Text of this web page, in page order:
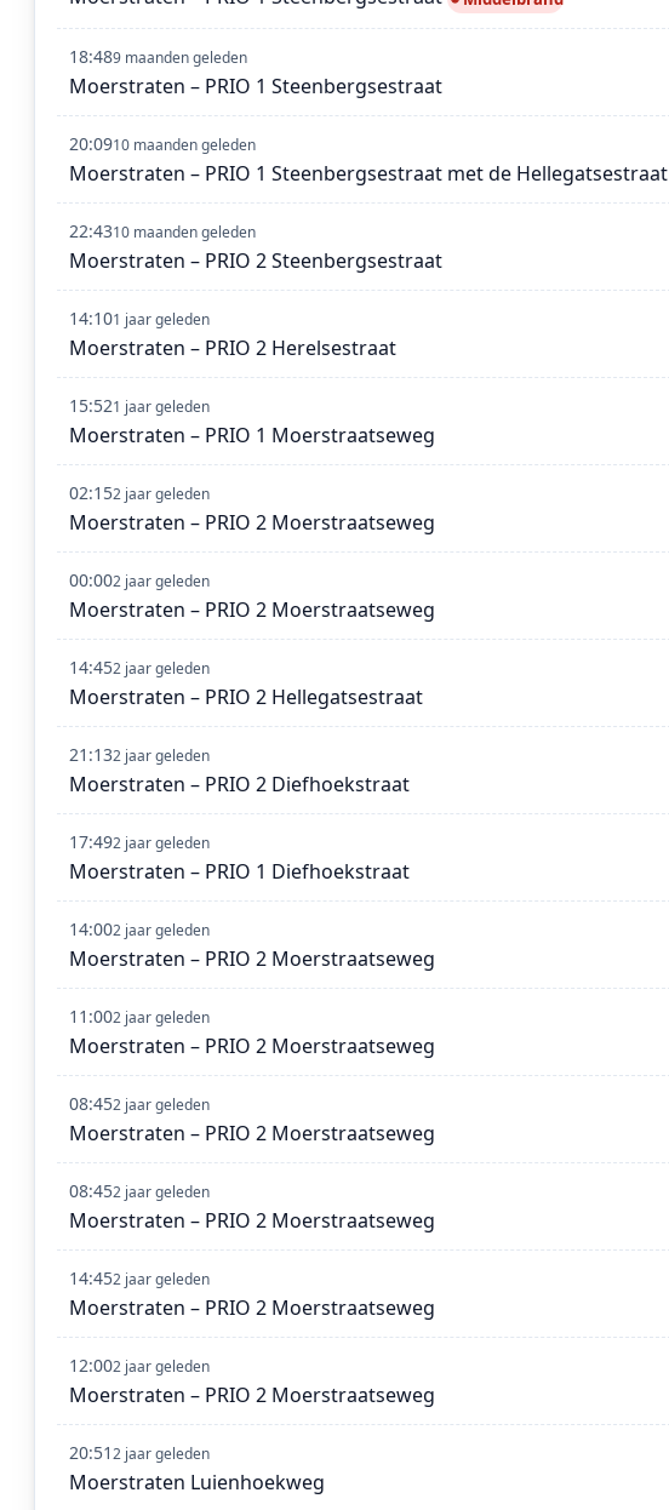
18:489 maanden geleden
Moerstraten – PRIO 1 Steenbergsestraat
20:0910 maanden geleden
Moerstraten – PRIO 1 Steenbergsestraat met de Hellegatsestraat
22:4310 maanden geleden
Moerstraten – PRIO 2 Steenbergsestraat
14:101 jaar geleden
Moerstraten – PRIO 2 Herelsestraat
15:521 jaar geleden
Moerstraten – PRIO 1 Moerstraatseweg
02:152 jaar geleden
Moerstraten – PRIO 2 Moerstraatseweg
00:002 jaar geleden
Moerstraten – PRIO 2 Moerstraatseweg
14:452 jaar geleden
Moerstraten – PRIO 2 Hellegatsestraat
21:132 jaar geleden
Moerstraten – PRIO 2 Diefhoekstraat
17:492 jaar geleden
Moerstraten – PRIO 1 Diefhoekstraat
14:002 jaar geleden
Moerstraten – PRIO 2 Moerstraatseweg
11:002 jaar geleden
Moerstraten – PRIO 2 Moerstraatseweg
08:452 jaar geleden
Moerstraten – PRIO 2 Moerstraatseweg
08:452 jaar geleden
Moerstraten – PRIO 2 Moerstraatseweg
14:452 jaar geleden
Moerstraten – PRIO 2 Moerstraatseweg
12:002 jaar geleden
Moerstraten – PRIO 2 Moerstraatseweg
20:512 jaar geleden
Moerstraten Luienhoekweg